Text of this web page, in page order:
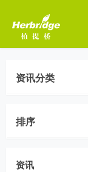
资讯分类
排序
资讯